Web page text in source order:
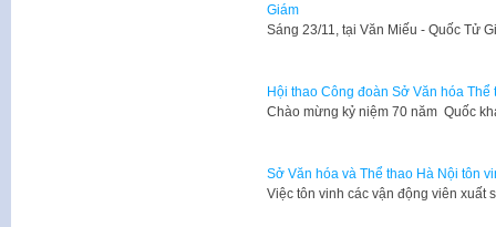
Giám
Sáng 23/11, tại Văn Miếu - Quốc Tử
Hội thao Công đoàn Sở Văn hóa
​Chào mừng kỷ niệm 70 năm Quốc
Sở Văn hóa và Thể thao Hà Nội tôn
Việc tôn vinh các vận động viên